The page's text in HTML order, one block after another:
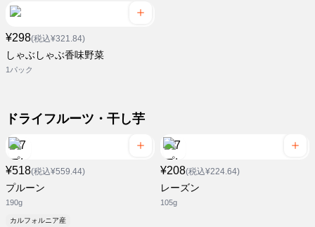
¥298(税込¥321.84)
しゃぶしゃぶ香味野菜
1パック
ドライフルーツ・干し芋
¥518(税込¥559.44)
プルーン
190g
カルフォルニア産
¥208(税込¥224.64)
レーズン
105g